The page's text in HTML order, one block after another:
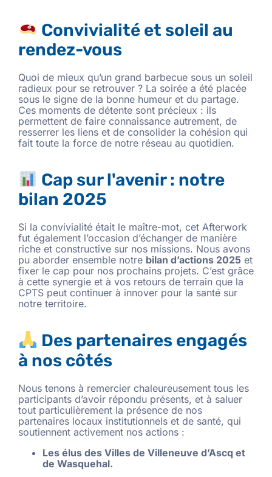
Convivialité et soleil au
rendez-vous
Quoi de mieux qu’un grand barbecue sous un soleil
radieux pour se retrouver ? La soirée a été placée
sous le signe de la bonne humeur et du partage.
Ces moments de détente sont précieux : ils
permettent de faire connaissance autrement, de
resserrer les liens et de consolider la cohésion qui
fait toute la force de notre réseau au quotidien.
Cap sur l'avenir : notre
bilan 2025
Si la convivialité était le maître-mot, cet Afterwork
fut également l’occasion d’échanger de manière
riche et constructive sur nos missions. Nous avons
pu aborder ensemble notre bilan d’actions 2025 et
fixer le cap pour nos prochains projets. C’est grâce
à cette synergie et à vos retours de terrain que la
CPTS peut continuer à innover pour la santé sur
notre territoire.
Des partenaires engagés
à nos côtés
Nous tenons à remercier chaleureusement tous les
participants d’avoir répondu présents, et à saluer
tout particulièrement la présence de nos
partenaires locaux institutionnels et de santé, qui
soutiennent activement nos actions :
Les élus des Villes de Villeneuve d’Ascq et
de Wasquehal.